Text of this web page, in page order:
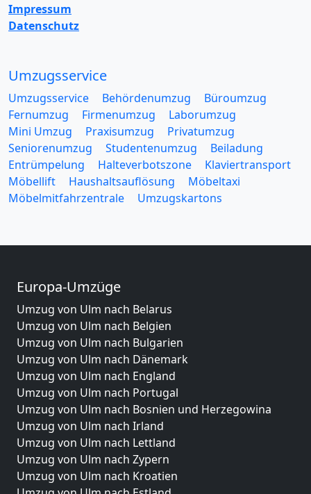
Impressum
Datenschutz
Umzugsservice
Umzugsservice Behördenumzug
Büroumzug
Fernumzug
Firmenumzug
Laborumzug
Mini Umzug
Praxisumzug
Privatumzug
Seniorenumzug
Studentenumzug
Beiladung
Entrümpelung
Halteverbotszone
Klaviertransport
Möbellift
Haushaltsauflösung
Möbeltaxi
Möbelmitfahrzentrale
Umzugskartons
Europa-Umzüge
Umzug von Ulm nach Belarus
Umzug von Ulm nach Belgien
Umzug von Ulm nach Bulgarien
Umzug von Ulm nach Dänemark
Umzug von Ulm nach England
Umzug von Ulm nach Portugal
Umzug von Ulm nach Bosnien und Herzegowina
Umzug von Ulm nach Irland
Umzug von Ulm nach Lettland
Umzug von Ulm nach Zypern
Umzug von Ulm nach Kroatien